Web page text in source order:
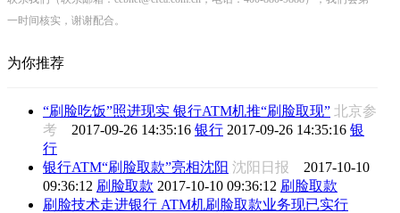
一时间核实，谢谢配合。
为你推荐
“刷脸吃饭”照进现实 银行ATM机推“刷脸取现” 北京参
考 2017-09-26 14:35:16 银行 2017-09-26 14:35:16 银
行
银行ATM“刷脸取款”亮相沈阳 沈阳日报 2017-10-10
09:36:12 刷脸取款 2017-10-10 09:36:12 刷脸取款
刷脸技术走进银行 ATM机刷脸取款业务现已实行